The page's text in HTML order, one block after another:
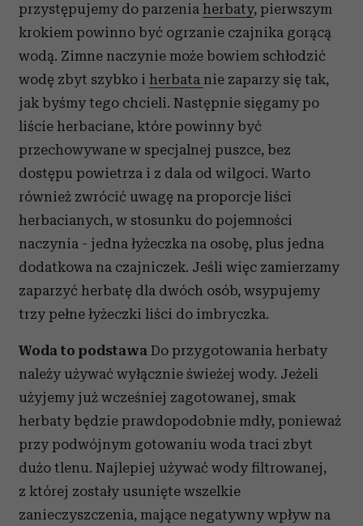
przystępujemy do parzenia herbaty, pierwszym
krokiem powinno być ogrzanie czajnika gorącą
wodą. Zimne naczynie może bowiem schłodzić
wodę zbyt szybko i herbata nie zaparzy się tak,
jak byśmy tego chcieli. Następnie sięgamy po
liście herbaciane, które powinny być
przechowywane w specjalnej puszce, bez
dostępu powietrza i z dala od wilgoci. Warto
również zwrócić uwagę na proporcje liści
herbacianych, w stosunku do pojemności
naczynia - jedna łyżeczka na osobę, plus jedna
dodatkowa na czajniczek. Jeśli więc zamierzamy
zaparzyć herbatę dla dwóch osób, wsypujemy
trzy pełne łyżeczki liści do imbryczka.
Woda to podstawa Do przygotowania herbaty
należy używać wyłącznie świeżej wody. Jeżeli
użyjemy już wcześniej zagotowanej, smak
herbaty będzie prawdopodobnie mdły, ponieważ
przy podwójnym gotowaniu woda traci zbyt
dużo tlenu. Najlepiej używać wody filtrowanej,
z której zostały usunięte wszelkie
zanieczyszczenia, mające negatywny wpływ na